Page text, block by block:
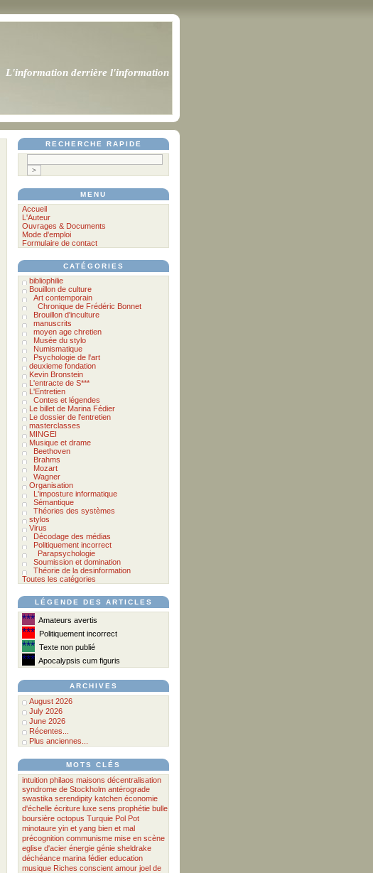
L'information derrière l'information
RECHERCHE RAPIDE
MENU
Accueil
L'Auteur
Ouvrages & Documents
Mode d'emploi
Formulaire de contact
CATÉGORIES
bibliophilie
Bouillon de culture
Art contemporain
Chronique de Frédéric Bonnet
Brouillon d'inculture
manuscrits
moyen age chretien
Musée du stylo
Numismatique
Psychologie de l'art
deuxieme fondation
Kevin Bronstein
L'entracte de S***
L'Entretien
Contes et légendes
Le billet de Marina Fédier
Le dossier de l'entretien
masterclasses
MINGEI
Musique et drame
Beethoven
Brahms
Mozart
Wagner
Organisation
L'imposture informatique
Sémantique
Théories des systèmes
stylos
Virus
Décodage des médias
Politiquement incorrect
Parapsychologie
Soumission et domination
Théorie de la desinformation
Toutes les catégories
LÉGENDE DES ARTICLES
*** Amateurs avertis
*** Politiquement incorrect
*** Texte non publié
*** Apocalypsis cum figuris
ARCHIVES
August 2026
July 2026
June 2026
Récentes...
Plus anciennes...
MOTS CLÉS
intuition philaos maisons décentralisation
syndrome de Stockholm antérograde
swastika serendipity katchen économie
d'échelle écriture luxe sens prophétie bulle
boursière octopus Turquie Pol Pot
minotaure yin et yang bien et mal
précognition communisme mise en scène
eglise d'acier énergie génie sheldrake
déchéance marina fédier education
musique Riches conscient amour joel de